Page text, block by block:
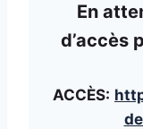
En
d’accès
ACCÈS: